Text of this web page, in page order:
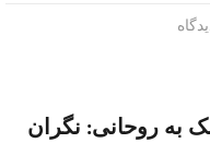
پزشک به روحانی: نگران